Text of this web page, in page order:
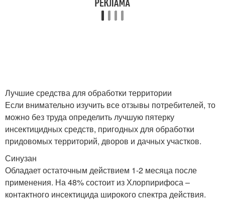
Лучшие средства для обработки территории
Если внимательно изучить все отзывы потребителей, то
можно без труда определить лучшую пятерку
инсектицидных средств, пригодных для обработки
придовомых территорий, дворов и дачных участков.
Синузан
Обладает остаточным действием 1-2 месяца после
применения. На 48% состоит из Хлорпирифоса –
контактного инсектицида широкого спектра действия.